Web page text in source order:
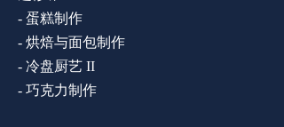
- 蛋糕制作
- 烘焙与面包制作
- 冷盘厨艺 II
- 巧克力制作